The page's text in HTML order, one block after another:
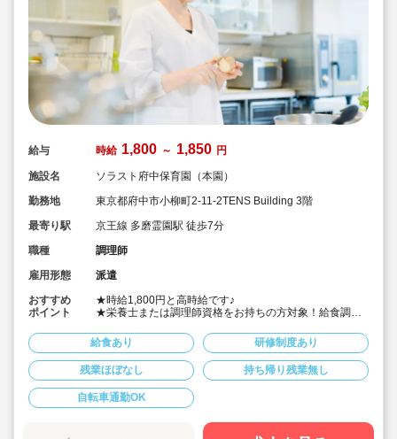
給与 時給 1,800 ～ 1,850 円
施設名
ソラスト府中保育園（本園）
勤務地
東京都府中市小柳町2-11-2TENS Building 3階
最寄り駅
京王線 多磨霊園駅 徒歩7分
職種
調理師
雇用形態
派遣
おすすめ
ポイント
★時給1,800円と高時給です♪
★栄養士または調理師資格をお持ちの方対象！給食調理
★保育園はもちろん、介護施設、病院、給食センター
等、大量調理の経験者も歓迎いたします。
★時間固定勤務で平日の週5日、安定して働きたい方にオ
ススメの求人です！
給食あり 研修制度あり
残業ほぼなし 持ち帰り残業無し
自転車通勤OK